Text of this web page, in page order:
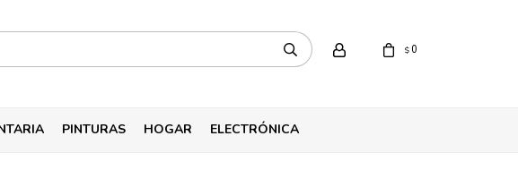
PINTURAS HOGAR ELECTRÓNICA
$ 0